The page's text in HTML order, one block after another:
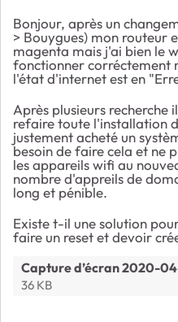
Bonjour, après un
> Bouygues) mon routeur
magenta mais j'ai bien le
fonctionner corréctement
l'état d'internet est en
Après plusieurs
refaire toute l'installation
justement acheté un
besoin de faire cela et ne
les appareils wifi au
nombre d'appreils de
long et pénible.
Existe t-il une solution
faire un reset et devoir
Capture d’écran 2020-
36 KB